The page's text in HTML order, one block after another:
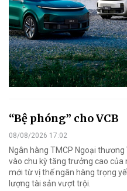
“Bệ phóng” cho VCB
08/08/2026 17:02
Ngân hàng TMCP Ngoại
vào chu kỳ tăng trưởng cao của
mới từ vị thế ngân hàng trọng
lượng tài sản vượt trội.